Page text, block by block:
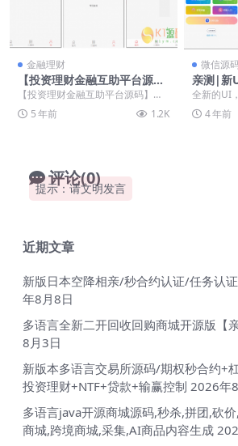
金融理财
【投资理财金融互助平台源
码】金融理财+遇见互助系统
【投资理财金融互助平台源码】金
融理财+遇见互助系统+无限设置分
销层级+快返分销 ...
5 年前 1.2K
微信源
亲测|新
35道题
全新的UI
压缩包里
而且题库
4 年前
评论(0)
提示：请文明发言
近期文章
新版日本空降相亲/秒合约认证/任务认
年8月8日
多语言全新二开回收回购商城开源版【
8月3日
新版本多语言交易所源码/期权秒合约+
投资理财+NTF+贷款+输赢控制 2026年
多语言java开源商城源码,秒杀,拼团,砍
商城,跨境商城,采集,AI商品内容生成